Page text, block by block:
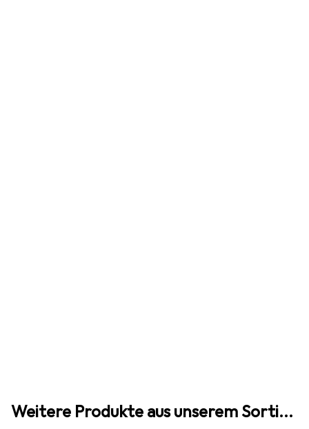
Weitere Produkte aus unserem Sortiment